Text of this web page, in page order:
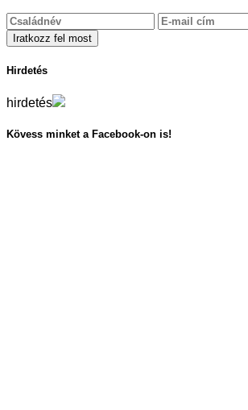
Hirdetés
hirdetés
Kövess minket a Facebook-on is!